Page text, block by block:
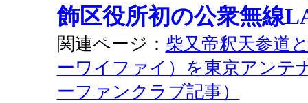
飾区役所初の公衆無線
関連ページ： 柴又帝釈天参道
ーワイファイ）を東京アンテ
ーファンクラブ記事）